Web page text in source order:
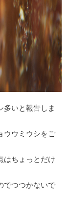
多いと報告しま
ウウミウシをご
はちょっとだけ
でつつかないで